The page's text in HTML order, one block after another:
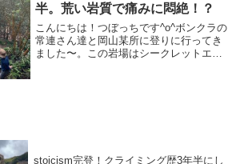
半。荒い岩質で痛みに悶絶！？
こんにちは！つぼっちです^o^ボンクラの
常連さん達と岡山某所に登りに行ってき
ました〜。この岩場はシークレットエリ
stoicism完登！クライミング歴3年半にし